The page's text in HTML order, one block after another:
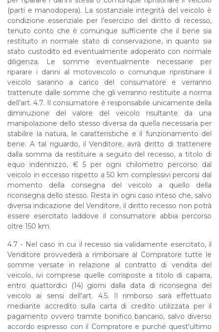
(parti e manodopera). La sostanziale integrità del veicolo è
condizione essenziale per l’esercizio del diritto di recesso,
tenuto conto che è comunque sufficiente che il bene sia
restituito in normale stato di conservazione, in quanto sia
stato custodito ed eventualmente adoperato con normale
diligenza. Le somme eventualmente necessarie per
riparare i danni al motoveicolo o comunque ripristinare il
veicolo saranno a carico del consumatore e verranno
trattenute dalle somme che gli verranno restituite a norma
dell’art. 4.7. Il consumatore è responsabile unicamente della
diminuzione del valore del veicolo risultante da una
manipolazione dello stesso diversa da quella necessaria per
stabilire la natura, le caratteristiche e il funzionamento del
bene. A tal riguardo, il Venditore, avrà diritto di trattenere
dalla somma da restituire a seguito del recesso, a titolo di
equo indennizzo, € 5 per ogni chilometro percorso dal
veicolo in eccesso rispetto a 50 km complessivi percorsi dal
momento della consegna del veicolo a quello della
riconsegna dello stesso. Resta in ogni caso inteso che, salvo
diversa indicazione del Venditore, il diritto recesso non potrà
essere esercitato laddove il consumatore abbia percorso
oltre 150 km.
4.7 - Nel caso in cui il recesso sia validamente esercitato, il
Venditore provvederà a rimborsare al Compratore tutte le
somme versate in relazione al contratto di vendita del
veicolo, ivi comprese quelle corrisposte a titolo di caparra,
entro quattordici (14) giorni dalla data di riconsegna del
veicolo ai sensi dell'art. 4.5. Il rimborso sarà effettuato
mediante accredito sulla carta di credito utilizzata per il
pagamento ovvero tramite bonifico bancario, salvo diverso
accordo espresso con il Compratore e purché quest'ultimo